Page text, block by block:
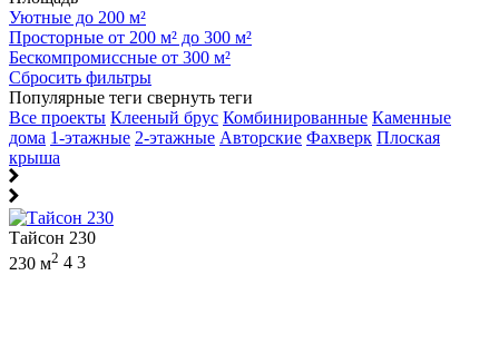
Уютные до 200 м²
Просторные от 200 м² до 300 м²
Бескомпромиссные от 300 м²
Сбросить фильтры
Популярные теги свернуть теги
Все проекты Клееный брус Комбинированные Каменные
дома 1-этажные 2-этажные Авторские Фахверк Плоская
крыша
Тайсон 230
230 м2 4 3